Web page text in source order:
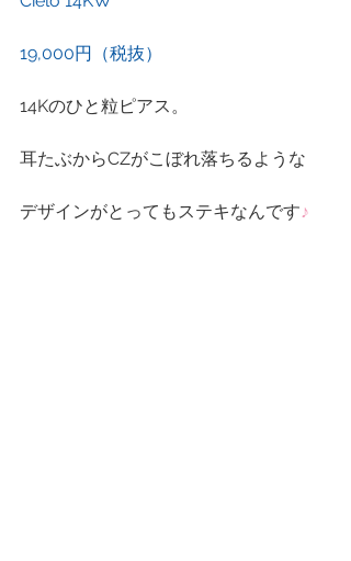
19,000円（税抜）
14Kのひと粒ピアス。
耳たぶからCZがこぼれ落ちるような
デザインがとってもステキなんです♪